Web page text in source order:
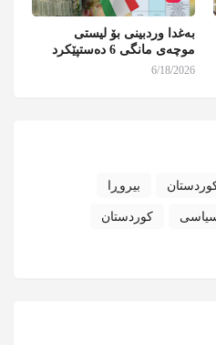
بەغدا وردبینی بۆ لیستی
موچەی مانگی 6 دەستپێکرد
6/18/2026
بیروڕا
کوردستان